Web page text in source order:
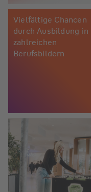
Vielfältige Chancen
durch Ausbildung in
zahlreichen
Berufsbildern